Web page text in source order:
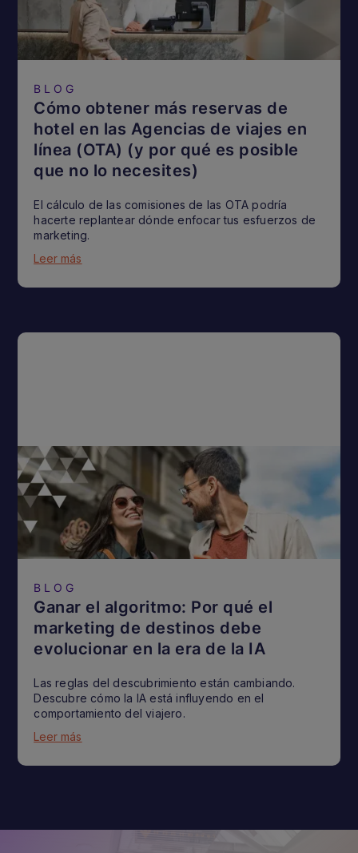
BLOG
Cómo obtener más reservas de
hotel en las Agencias de viajes en
línea (OTA) (y por qué es posible
que no lo necesites)
El cálculo de las comisiones de las OTA podría
hacerte replantear dónde enfocar tus esfuerzos de
marketing.
Leer más
BLOG
Ganar el algoritmo: Por qué el
marketing de destinos debe
evolucionar en la era de la IA
Las reglas del descubrimiento están cambiando.
Descubre cómo la IA está influyendo en el
comportamiento del viajero.
Leer más